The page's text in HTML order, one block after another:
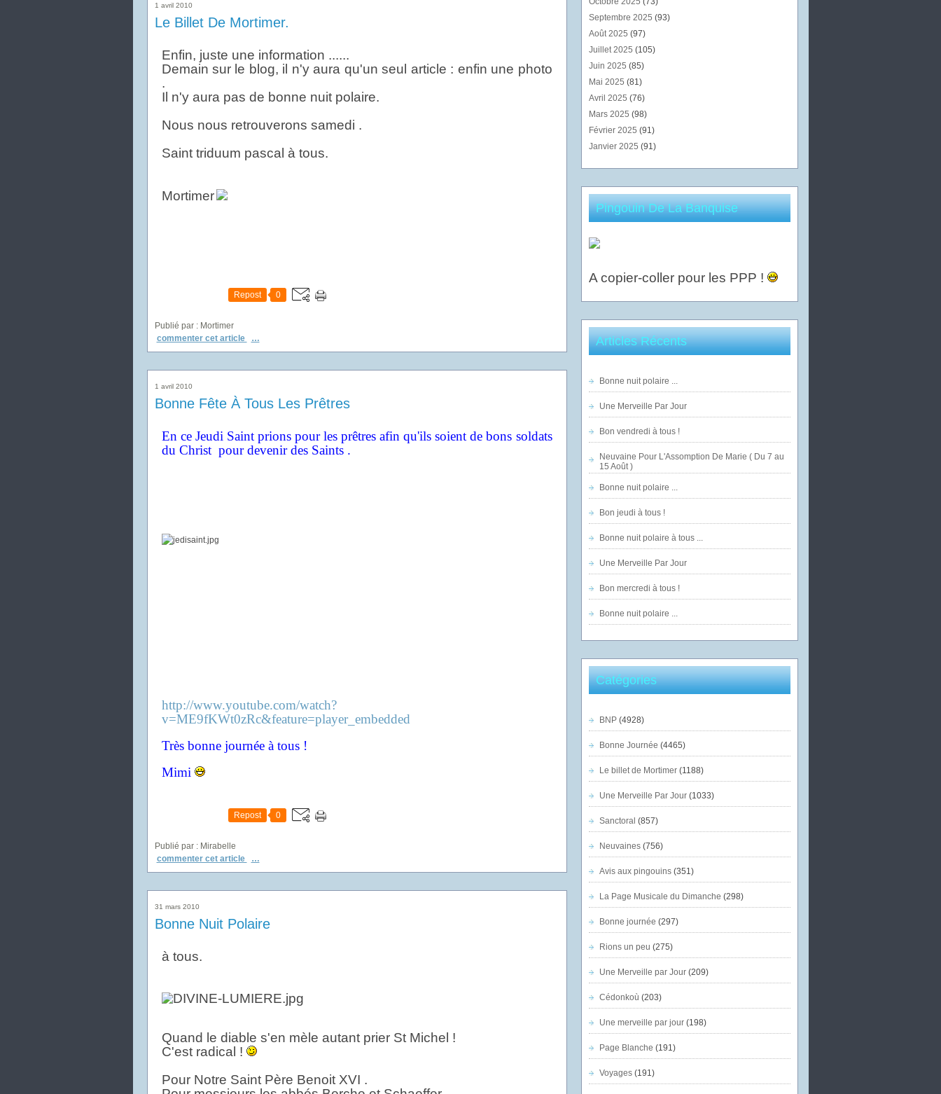
1 avril 2010
Le Billet De Mortimer.
Enfin, juste une information ......
Demain sur le blog, il n'y aura qu'un seul article : enfin une photo
.
Il n'y aura pas de bonne nuit polaire.
Nous nous retrouverons samedi .
Saint triduum pascal à tous.
Mortimer
Repost 0
Publié par : Mortimer
commenter cet article
…
1 avril 2010
Bonne Fête À Tous Les Prêtres
En ce Jeudi Saint prions pour les prêtres afin qu'ils soient de bons soldats
du Christ pour devenir des Saints .
http://www.youtube.com/watch?
v=ME9fKWt0zRc&feature=player_embedded
Très bonne journée à tous !
Mimi
Repost 0
Publié par : Mirabelle
commenter cet article
…
31 mars 2010
Bonne Nuit Polaire
à tous.
Quand le diable s'en mèle autant prier St Michel !
C'est radical !
Pour Notre Saint Père Benoit XVI .
Septembre 2025 (93)
Août 2025 (97)
Juillet 2025 (105)
Juin 2025 (85)
Mai 2025 (81)
Avril 2025 (76)
Mars 2025 (98)
Février 2025 (91)
Janvier 2025 (91)
Pingouin De La Banquise
A copier-coller pour les PPP !
Articles Récents
Bonne nuit polaire ...
Une Merveille Par Jour
Bon vendredi à tous !
Neuvaine Pour L'Assomption De Marie ( Du 7 au
15 Août )
Bonne nuit polaire ...
Bon jeudi à tous !
Bonne nuit polaire à tous ...
Une Merveille Par Jour
Bon mercredi à tous !
Bonne nuit polaire ...
Catégories
BNP(4928)
Bonne Journée (4465)
Le billet de Mortimer(1188)
Une Merveille Par Jour(1033)
Sanctoral (857)
Neuvaines(756)
Avis aux pingouins(351)
La Page Musicale du Dimanche (298)
Bonne journée (297)
Rions un peu (275)
Une Merveille par Jour(209)
Cédonkoù (203)
Une merveille par jour(198)
Page Blanche (191)
Voyages(191)